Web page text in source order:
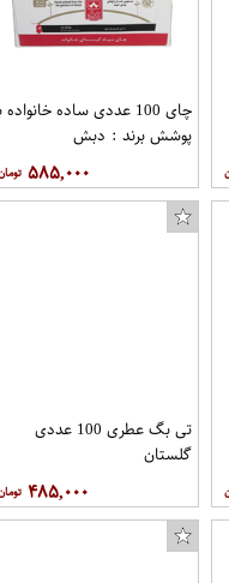
چای 100 عددی ساده خانواده
پوشش برند : دبش
۵۸۵,۰۰۰
تی بگ عطری 100 عددی
گلستان
۴۸۵,۰۰۰